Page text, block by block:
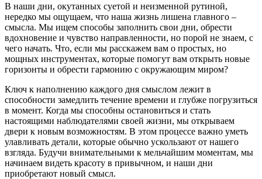
В наши дни, окутанных суетой и неизменной рутиной,
нередко мы ощущаем, что наша жизнь лишена главного –
смысла. Мы ищем способы заполнить свои дни, обрести
вдохновение и чувство направленности, но порой не знаем, с
чего начать. Что, если мы расскажем вам о простых, но
мощных инструментах, которые помогут вам открыть новые
горизонты и обрести гармонию с окружающим миром?
Ключ к наполнению каждого дня смыслом лежит в
способности замедлить течение времени и глубже погрузиться
в момент. Когда мы способны остановиться и стать
настоящими наблюдателями своей жизни, мы открываем
двери к новым возможностям. В этом процессе важно уметь
улавливать детали, которые обычно ускользают от нашего
взгляда. Будучи внимательными к мельчайшим моментам, мы
начинаем видеть красоту в привычном, и наши дни
приобретают новый смысл.